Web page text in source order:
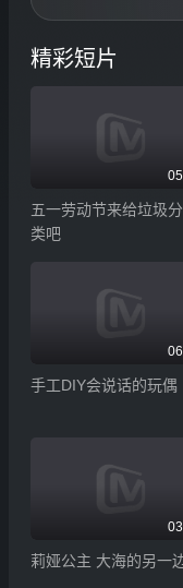
精彩短片
五一劳动节来给垃圾
类吧
手工DIY会说话的玩偶
莉娅公主 大海的另一